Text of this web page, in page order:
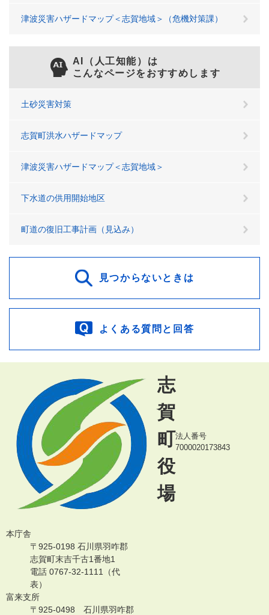
津波災害ハザードマップ＜志賀地域＞（危機対策課）
AI（人工知能）は
こんなページをおすすめします
土砂災害対策
志賀町洪水ハザードマップ
津波災害ハザードマップ＜志賀地域＞
下水道の供用開始地区
町道の復旧工事計画（見込み）
見つからないときは
よくある質問と回答
志
賀
町
役
場
法人番号
7000020173843
本庁舎
〒925-0198 石川県羽咋郡
志賀町末吉千古1番地1
電話 0767-32-1111（代
表）
富来支所
〒925-0498 石川県羽咋郡